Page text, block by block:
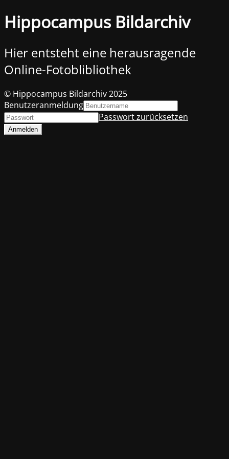
Hippocampus Bildarchiv
Hier entsteht eine herausragende
Online-Fotoblibliothek
© Hippocampus Bildarchiv 2025
Benutzeranmeldung
Passwort zurücksetzen